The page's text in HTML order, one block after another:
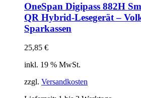
OneSpan Digipass 882H
QR Hybrid-Lesegerät –
Sparkassen
25,85 €
inkl. 19 % MwSt.
zzgl. Versandkosten